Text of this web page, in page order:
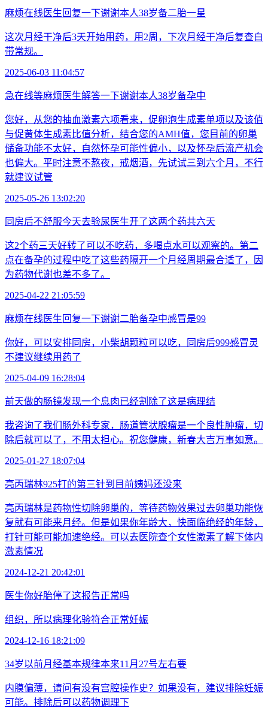
麻烦在线医生回复一下谢谢本人38岁备二胎一星
这次月经干净后3天开始用药，用2周，下次月经干净后复查白
带常规。
2025-06-03 11:04:57
急在线等麻烦医生解答一下谢谢本人38岁备孕中
您好，从您的抽血激素六项看来，促卵泡生成素单项以及该值
与促黄体生成素比值分析，结合您的AMH值，您目前的卵巢
储备功能不太好，自然怀孕可能性偏小，以及怀孕后流产机会
也偏大。平时注意不熬夜，戒烟酒，先试试三到六个月，不行
就建议试管
2025-05-26 13:02:20
同房后不舒服今天去验尿医生开了这两个药共六天
这2个药三天好转了可以不吃药，多喝点水可以观察的。第二
点在备孕的过程中吃了这些药隔开一个月经周期最合适了，因
为药物代谢也差不多了。
2025-04-22 21:05:59
麻烦在线医生回复一下谢谢二胎备孕中感冒是99
你好，可以安排同房，小柴胡颗粒可以吃，同房后999感冒灵
不建议继续用药了
2025-04-09 16:28:04
前天做的肠镜发现一个息肉已经割除了这是病理结
我咨询了我们肠外科专家，肠道管状腺瘤是一个良性肿瘤，切
除后就可以了，不用太担心。祝您健康，新春大吉万事如意。
2025-01-27 18:07:04
亮丙瑞林925打的第三针到目前姨妈还没来
亮丙瑞林是药物性切除卵巢的，等待药物效果过去卵巢功能恢
复就有可能来月经。但是如果你年龄大，快面临绝经的年龄，
打针可能可能加速绝经。可以去医院查个女性激素了解下体内
激素情况
2024-12-21 20:42:01
医生你好胎停了这报告正常吗
组织，所以病理化验符合正常妊娠
2024-12-16 18:21:09
34岁以前月经基本规律本来11月27号左右要
内膜偏薄，请问有没有宫腔操作史？如果没有，建议排除妊娠
可能。排除后可以药物调理下